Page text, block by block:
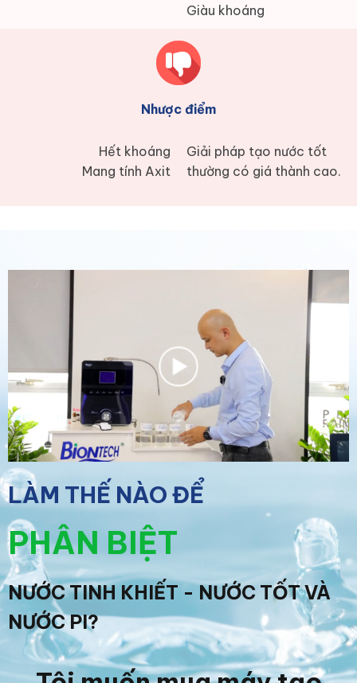
Giàu khoáng
Hết khoáng
Mang tính Axit
Nhược điểm
Giải pháp tạo nước tốt
thường có giá thành cao.
LÀM THẾ NÀO ĐỂ
PHÂN BIỆT
NƯỚC TINH KHIẾT - NƯỚC TỐT VÀ
NƯỚC PI?